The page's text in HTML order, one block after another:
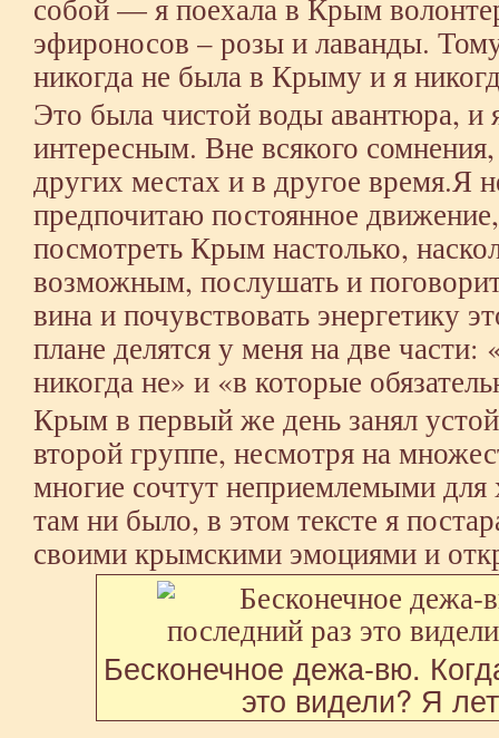
собой — я поехала в Крым
эфироносов – розы и лаванды.
никогда не была в Крыму и я
Это была чистой воды авантюра, и
интересным. Вне всякого
других местах и в другое
предпочитаю постоянное
посмотреть Крым настолько,
возможным, послушать и
вина и почувствовать энергетику
плане делятся у меня на две
никогда не» и «в которые
Крым в первый же день занял
второй группе, несмотря на
многие сочтут неприемлемыми
там ни было, в этом тексте я
своими крымскими эмоциями и
Бесконечное дежа-вю.
это видели? Я